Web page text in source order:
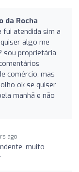
da Rocha
fui atendida sim a
algo me
sou proprietária
comércio, mas
ok se quiser
manhã e não
ago
muito